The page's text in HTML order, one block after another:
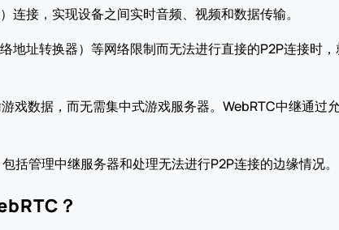
连接，实现设备之间实时音频、视频和数据传输。
地址转换器）等网络限制而无法进行直接的P2P连接时
戏数据，而无需集中式游戏服务器。WebRTC中继通过
括管理中继服务器和处理无法进行P2P连接的边缘情况。
？